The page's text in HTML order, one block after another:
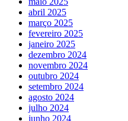
abril 2025
março 2025
fevereiro 2025
janeiro 2025
dezembro 2024
novembro 2024
outubro 2024
setembro 2024
agosto 2024
julho 2024
junho 2024